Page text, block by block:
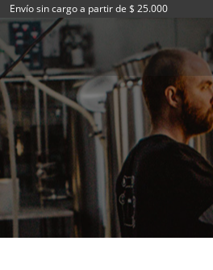
Envío sin cargo a partir de $ 25.000